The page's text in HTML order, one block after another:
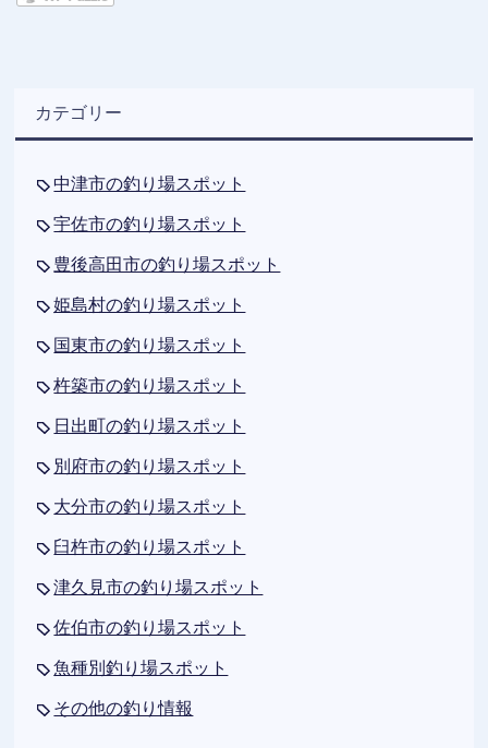
カテゴリー
中津市の釣り場スポット
宇佐市の釣り場スポット
豊後高田市の釣り場スポット
姫島村の釣り場スポット
国東市の釣り場スポット
杵築市の釣り場スポット
日出町の釣り場スポット
別府市の釣り場スポット
大分市の釣り場スポット
臼杵市の釣り場スポット
津久見市の釣り場スポット
佐伯市の釣り場スポット
魚種別釣り場スポット
その他の釣り情報